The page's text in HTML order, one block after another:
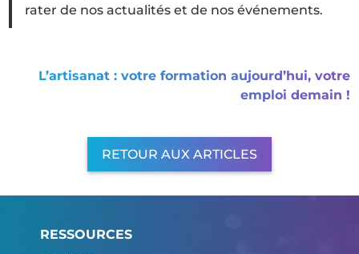
rater de nos actualités et de nos événements.
L’artisanat : votre formation aujourd’hui, votre
emploi demain !
RETOUR AUX ARTICLES
RESSOURCES